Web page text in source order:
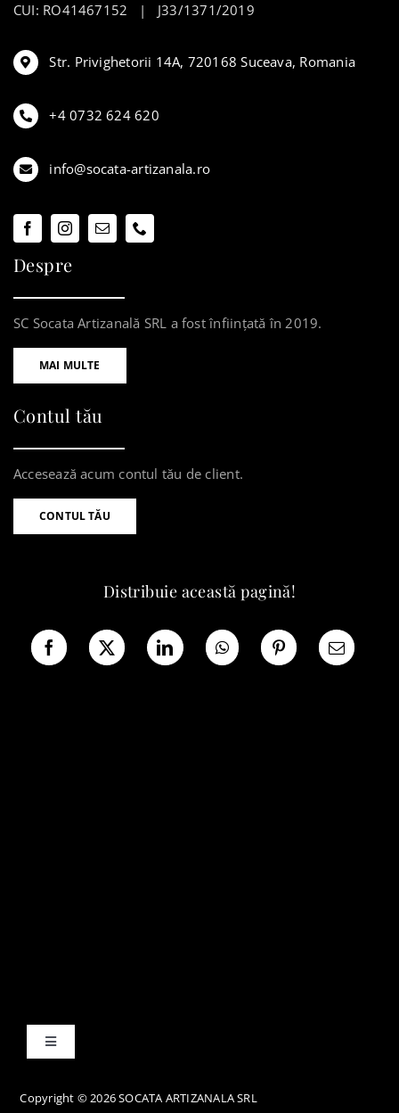
CUI: RO41467152 | J33/1371/2019
Str. Privighetorii 14A, 720168 Suceava, Romania
+4 0732 624 620
info@socata-artizanala.ro
Despre
SC Socata Artizanală SRL a fost înființată în 2019.
MAI MULTE
Contul tău
Accesează acum contul tău de client.
CONTUL TĂU
Distribuie această pagină!
Toggle
Copyright © 2026 SOCATA ARTIZANALA SRL